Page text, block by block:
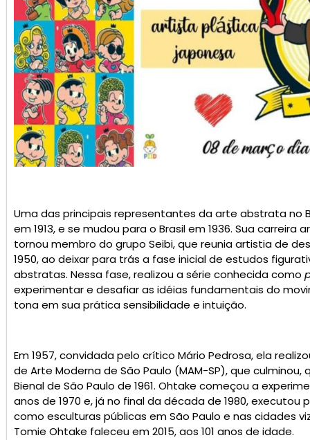
Uma das principais representantes da arte abstrata no
em 1913, e se mudou para o Brasil em 1936. Sua
tornou membro do grupo Seibi, que reunia artistia de
1950, ao deixar para trás a fase inicial de estudos
abstratas. Nessa fase, realizou a série conhecida como
experimentar e desafiar as idéias fundamentais do
tona em sua prática sensibilidade e intuição.
Em 1957, convidada pelo crítico Mário Pedrosa, ela
de Arte Moderna de São Paulo (MAM-SP), que
Bienal de São Paulo de 1961. Ohtake começou a
anos de 1970 e, já no final da década de 1980,
como esculturas públicas em São Paulo e nas cidades
Tomie Ohtake faleceu em 2015, aos 101 anos de idade.